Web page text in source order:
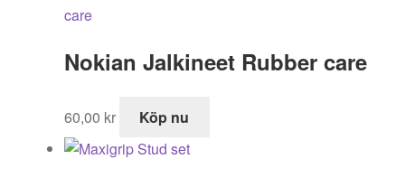
Nokian Jalkineet Rubber care
60,00 kr Köp nu